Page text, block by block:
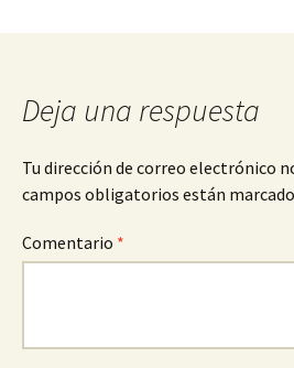
Deja una respuesta
Tu dirección de correo electrónico
campos obligatorios están
Comentario *